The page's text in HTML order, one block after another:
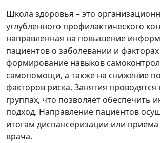
Школа здоровья – это
углубленного профилактического
направленная на повышение
пациентов о заболевании и факторах
формирование навыков
самопомощи, а также на снижение
факторов риска. Занятия
группах, что позволяет обеспечить
подход. Направление пациентов
итогам диспансеризации или
врача.